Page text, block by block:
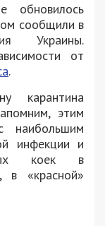
обновилось
сообщили в
Украины.
от
.
карантина
этим
наибольшим
инфекции и
коек в
в «красной»